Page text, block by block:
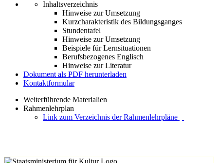
Inhaltsverzeichnis
Hinweise zur Umsetzung
Kurzcharakteristik des Bildungsganges
Stundentafel
Hinweise zur Umsetzung
Beispiele für Lernsituationen
Berufsbezogenes Englisch
Hinweise zur Literatur
Dokument als PDF herunterladen
Kontaktformular
Weiterführende Materialien
Rahmenlehrplan
Link zum Verzeichnis der Rahmenlehrpläne